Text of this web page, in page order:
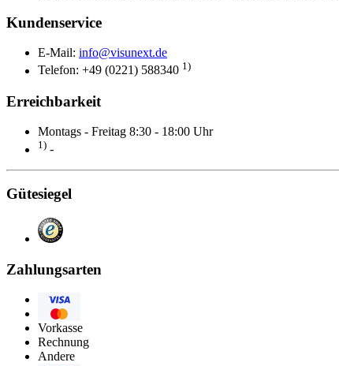
Kundenservice
E-Mail: info@visunext.de
Telefon: +49 (0221) 588340 1)
Erreichbarkeit
Montags - Freitag 8:30 - 18:00 Uhr
1) -
Gütesiegel
Zahlungsarten
Vorkasse
Rechnung
Andere